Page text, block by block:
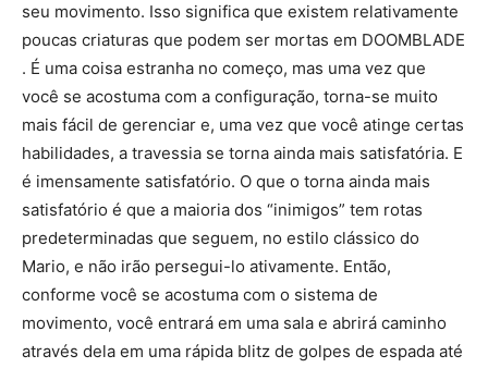
seu movimento. Isso significa que existem relativamente
poucas criaturas que podem ser mortas em DOOMBLADE
. É uma coisa estranha no começo, mas uma vez que
você se acostuma com a configuração, torna-se muito
mais fácil de gerenciar e, uma vez que você atinge certas
habilidades, a travessia se torna ainda mais satisfatória. E
é imensamente satisfatório. O que o torna ainda mais
satisfatório é que a maioria dos “inimigos” tem rotas
predeterminadas que seguem, no estilo clássico do
Mario, e não irão persegui-lo ativamente. Então,
conforme você se acostuma com o sistema de
movimento, você entrará em uma sala e abrirá caminho
através dela em uma rápida blitz de golpes de espada até